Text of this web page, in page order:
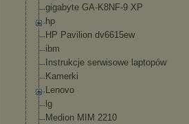
gigabyte GA-K8NF-9 XP
hp
HP Pavilion dv6615ew
ibm
Instrukcje serwisowe laptopów
Kamerki
Lenovo
lg
Medion MIM 2210